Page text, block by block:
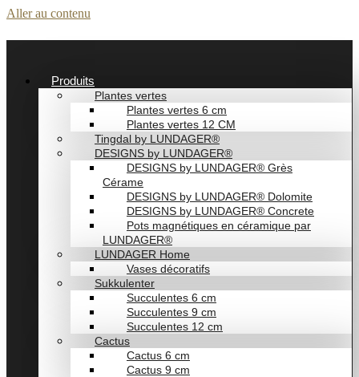
Aller au contenu
Produits
Plantes vertes
Plantes vertes 6 cm
Plantes vertes 12 CM
Tingdal by LUNDAGER®
DESIGNS by LUNDAGER®
DESIGNS by LUNDAGER® Grès
Cérame
DESIGNS by LUNDAGER® Dolomite
DESIGNS by LUNDAGER® Concrete
Pots magnétiques en céramique par
LUNDAGER®
LUNDAGER Home
Vases décoratifs
Sukkulenter
Succulentes 6 cm
Succulentes 9 cm
Succulentes 12 cm
Cactus
Cactus 6 cm
Cactus 9 cm